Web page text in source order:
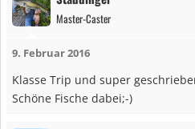
Master-Caster
9. Februar 2016
Klasse Trip und super
Schöne Fische dabei;-)